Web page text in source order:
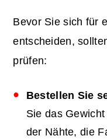
Bevor Sie sich für
entscheiden,
prüfen:
Bestellen Sie
Sie das
der Nähte, die